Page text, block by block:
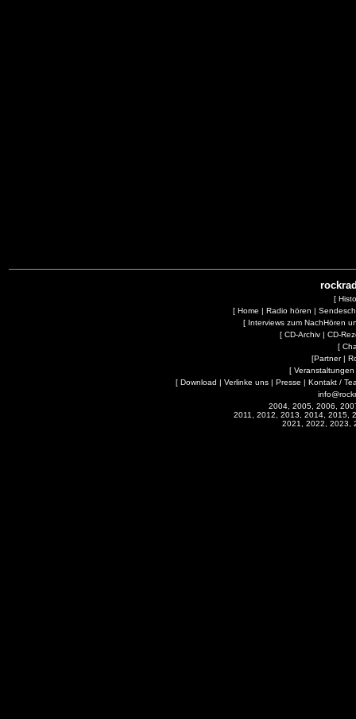
[
[ Home | Radio hören |
[ Interviews zum NachHören
[ CD-Archiv| CD-
[
[Partner|
[ Veranstaltungen
[ Download | Verlinke uns | Presse | Kontakt /
2004, 2005, 2006,
2011, 2012, 2013, 2014, 2015,
2021, 2022, 2023,